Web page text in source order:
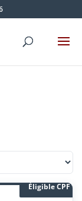
Éligible CPF